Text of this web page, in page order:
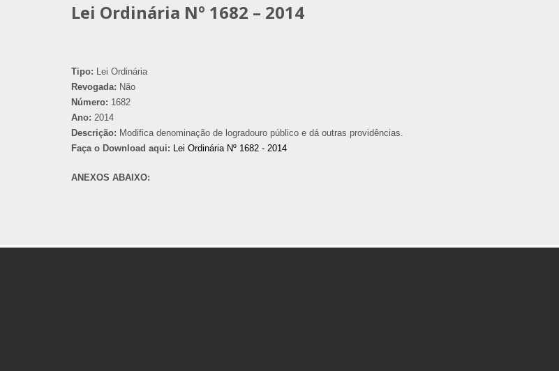
Lei Ordinária Nº 1682 – 2014
Tipo: Lei Ordinária
Revogada: Não
Número: 1682
Ano: 2014
Descrição: Modifica denominação de logradouro público e dá outras providências.
Faça o Download aqui: Lei Ordinária Nº 1682 - 2014
ANEXOS ABAIXO: